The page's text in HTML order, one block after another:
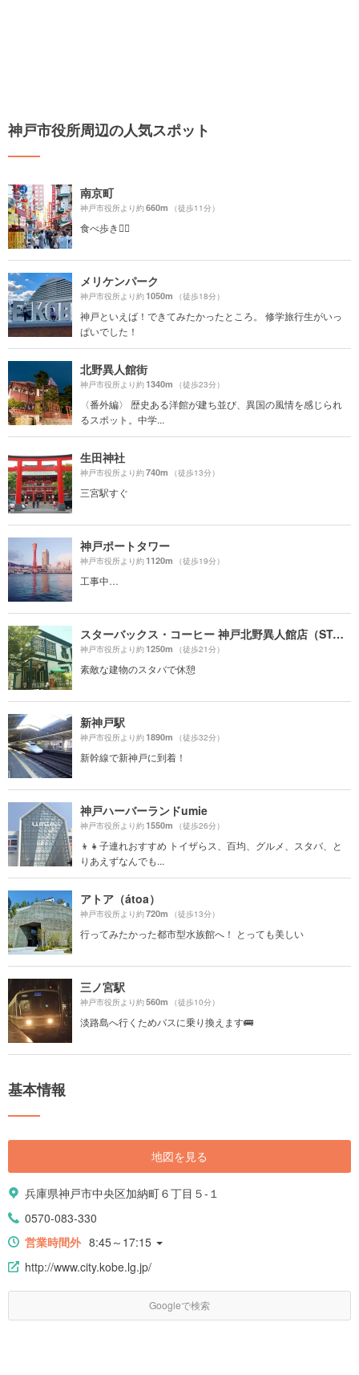
神戸市役所周辺の人気スポット
南京町
神戸市役所より約660m （徒歩11分）
食べ歩き🚶‍♀️
メリケンパーク
神戸市役所より約1050m （徒歩18分）
神戸といえば！できてみたかったところ。 修学旅行生がいっ
ぱいでした！
北野異人館街
神戸市役所より約1340m （徒歩23分）
〈番外編〉 歴史ある洋館が建ち並び、異国の風情を感じられ
るスポット。中学...
生田神社
神戸市役所より約740m （徒歩13分）
三宮駅すぐ
神戸ポートタワー
神戸市役所より約1120m （徒歩19分）
工事中…
スターバックス・コーヒー 神戸北野異人館店（STARBUCKS COFFEE）
神戸市役所より約1250m （徒歩21分）
素敵な建物のスタバで休憩
新神戸駅
神戸市役所より約1890m （徒歩32分）
新幹線で新神戸に到着！
神戸ハーバーランドumie
神戸市役所より約1550m （徒歩26分）
👦👧子連れおすすめ トイザらス、百均、グルメ、スタバ、と
りあえずなんでも...
アトア（átoa）
神戸市役所より約720m （徒歩13分）
行ってみたかった都市型水族館へ！ とっても美しい
三ノ宮駅
神戸市役所より約560m （徒歩10分）
淡路島へ行くためバスに乗り換えます🚌
基本情報
地図を見る
兵庫県神戸市中央区加納町６丁目５-１
0570-083-330
営業時間外 8:45～17:15
http://www.city.kobe.lg.jp/
Googleで検索